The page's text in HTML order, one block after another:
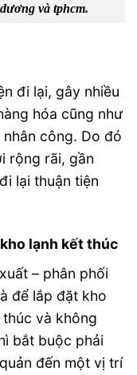
và tphcm.
đi lại, gây nhiều
hóa cũng như
công. Do đó
rộng rãi, gần
lại thuận tiện
lạnh kết thúc
– phân phối
để lắp đặt kho
và không
bắt buộc phải
đến một vị trí